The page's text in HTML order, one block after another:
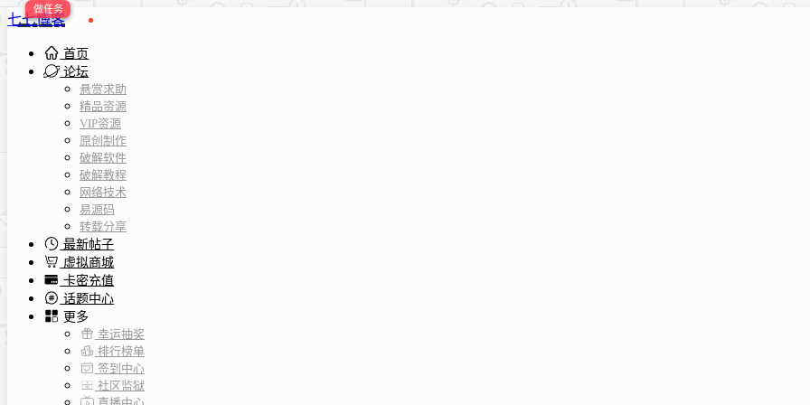
七七博客
首页
论坛
悬赏求助
精品资源
VIP资源
原创制作
破解软件
破解教程
网络技术
易源码
转载分享
最新帖子
虚拟商城
卡密充值
话题中心
更多
幸运抽奖
排行榜单
签到中心
社区监狱